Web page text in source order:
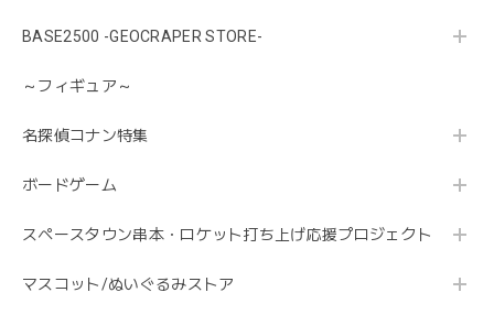
BASE2500 -GEOCRAPER STORE-
～フィギュア～
名探偵コナン特集
ボードゲーム
スペースタウン串本・ロケット打ち上げ応援プロジェクト
マスコット/ぬいぐるみストア